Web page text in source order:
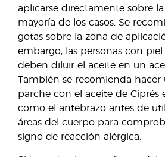
aplicarse directamente sobre
mayoría de los casos. Se
gotas sobre la zona de
embargo, las personas con
deben diluir el aceite en un
También se recomienda hacer
parche con el aceite de Ciprés
como el antebrazo antes de
áreas del cuerpo para
signo de reacción alérgica.